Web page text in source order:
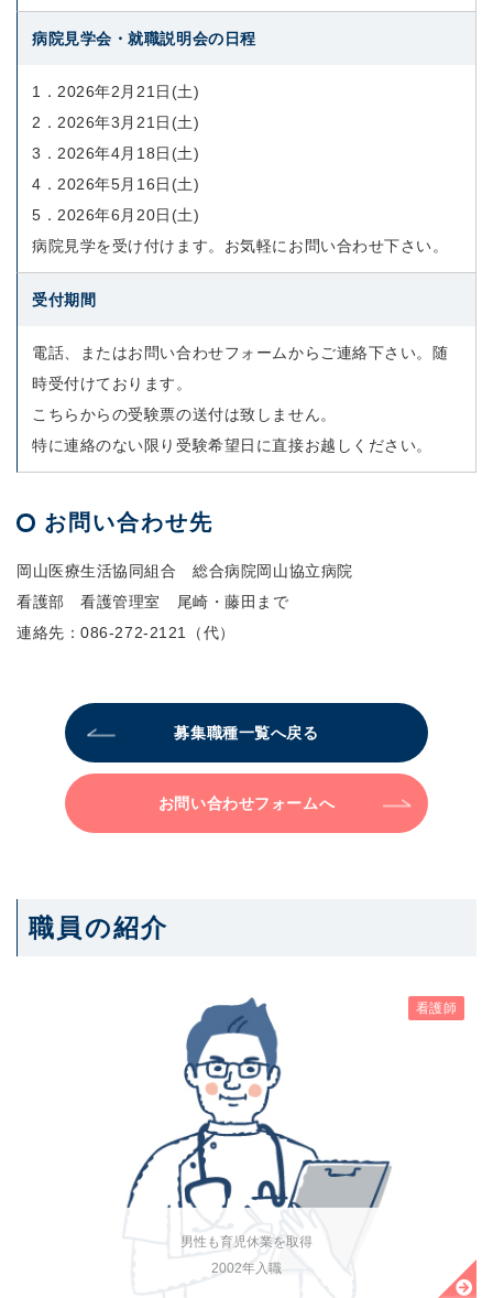
病院見学会・就職説明会の日程
1．2026年2月21日(土)
2．2026年3月21日(土)
3．2026年4月18日(土)
4．2026年5月16日(土)
5．2026年6月20日(土)
病院見学を受け付けます。お気軽にお問い合わせ下さい。
受付期間
電話、またはお問い合わせフォームからご連絡下さい。随
時受付けております。
こちらからの受験票の送付は致しません。
特に連絡のない限り受験希望日に直接お越しください。
お問い合わせ先
岡山医療生活協同組合 総合病院岡山協立病院
看護部 看護管理室 尾崎・藤田まで
連絡先：086-272-2121 （代）
募集職種一覧へ戻る
お問い合わせフォームへ
職員の紹介
男性も育児休業を取得
2002年入職
看護師